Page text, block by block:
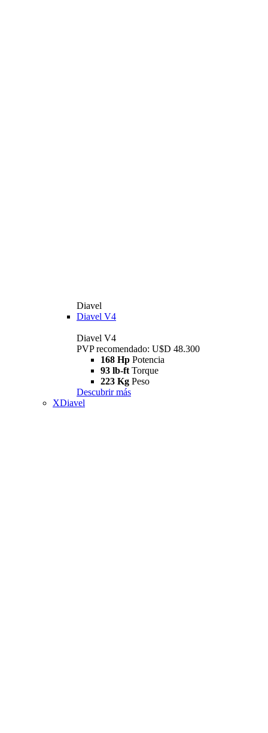
Diavel
Diavel V4
Diavel V4
PVP recomendado: U$D 48.300
168 Hp Potencia
93 lb-ft Torque
223 Kg Peso
Descubrir más
XDiavel